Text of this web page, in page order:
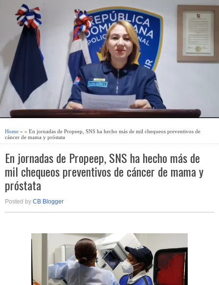
o
n
Home » » En jornadas de Propeep, SNS ha hecho más de mil chequeos preventivos de
cáncer de mama y próstata
En jornadas de Propeep, SNS ha hecho más de
mil chequeos preventivos de cáncer de mama y
próstata
Posted by CB Blogger